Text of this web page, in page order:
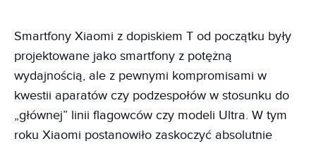
Smartfony Xiaomi z dopiskiem T od początku były
projektowane jako smartfony z potężną
wydajnością, ale z pewnymi kompromisami w
kwestii aparatów czy podzespołów w stosunku do
„głównej” linii flagowców czy modeli Ultra. W tym
roku Xiaomi postanowiło zaskoczyć absolutnie